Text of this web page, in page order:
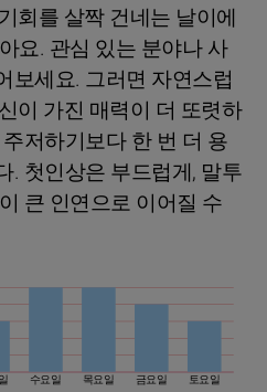
수요일 목요일 금요일 토요일
회를 살짝 건네는 날이에
요. 관심 있는 분야나 사
보세요. 그러면 자연스럽
이 가진 매력이 더 또렷하
저하기보다 한 번 더 용
. 첫인상은 부드럽게, 말투
큰 인연으로 이어질 수